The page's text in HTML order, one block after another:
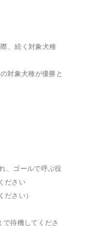
、続く対象犬種
対象犬種が優勝と
、ゴールで呼ぶ役
ださい
さい）
待機してくださ